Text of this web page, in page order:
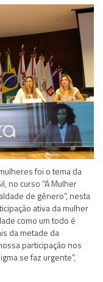
foi o tema da
no curso “A Mulher
de gênero”, nesta
ativa da mulher
como um todo é
da metade da
participação nos
se faz urgente”,